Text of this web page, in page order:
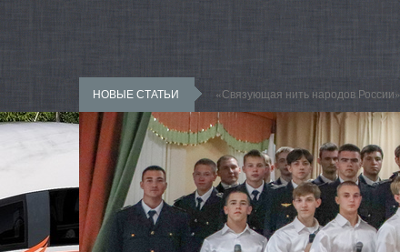
Перейти к основному содержанию
НОВЫЕ СТАТЬИ «Связующая нить народов России»